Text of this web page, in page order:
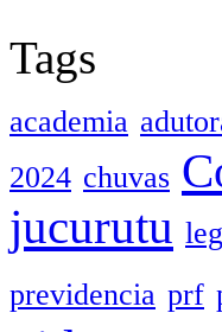
Tags
academia
2024 chuvas
jucurutu
previdencia prf